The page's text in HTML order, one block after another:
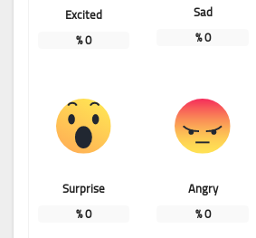
Sad
0
%
Excited
0
%
Angry
0
%
Surprise
0
%